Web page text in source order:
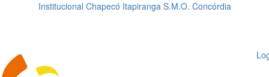
Institucional Chapecó Itapiranga S.M.O. Concórdia